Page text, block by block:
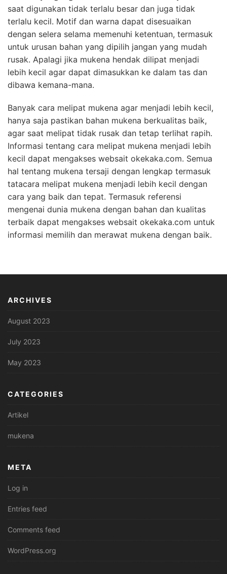
saat digunakan tidak terlalu besar dan juga tidak
terlalu kecil. Motif dan warna dapat disesuaikan
dengan selera selama memenuhi ketentuan, termasuk
untuk urusan bahan yang dipilih jangan yang mudah
rusak. Apalagi jika mukena hendak dilipat menjadi
lebih kecil agar dapat dimasukkan ke dalam tas dan
dibawa kemana-mana.
Banyak cara melipat mukena agar menjadi lebih kecil,
hanya saja pastikan bahan mukena berkualitas baik,
agar saat melipat tidak rusak dan tetap terlihat rapih.
Informasi tentang cara melipat mukena menjadi lebih
kecil dapat mengakses websait okekaka.com. Semua
hal tentang mukena tersaji dengan lengkap termasuk
tatacara melipat mukena menjadi lebih kecil dengan
cara yang baik dan tepat. Termasuk referensi
mengenai dunia mukena dengan bahan dan kualitas
terbaik dapat mengakses websait okekaka.com untuk
informasi memilih dan merawat mukena dengan baik.
ARCHIVES
August 2023
July 2023
May 2023
CATEGORIES
Artikel
mukena
META
Log in
Entries feed
Comments feed
WordPress.org